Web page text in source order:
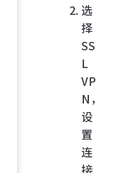
选
择
SS
L
VP
N，
设
置
连
接